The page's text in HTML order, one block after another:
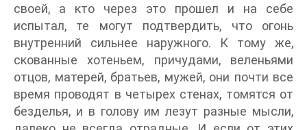
своей, а кто через это прошел и на себе
испытал, те могут подтвердить, что огонь
внутренний сильнее наружного. К тому же,
скованные хотеньем, причудами, веленьями
отцов, матерей, братьев, мужей, они почти все
время проводят в четырех стенах, томятся от
безделья, и в голову им лезут разные мысли,